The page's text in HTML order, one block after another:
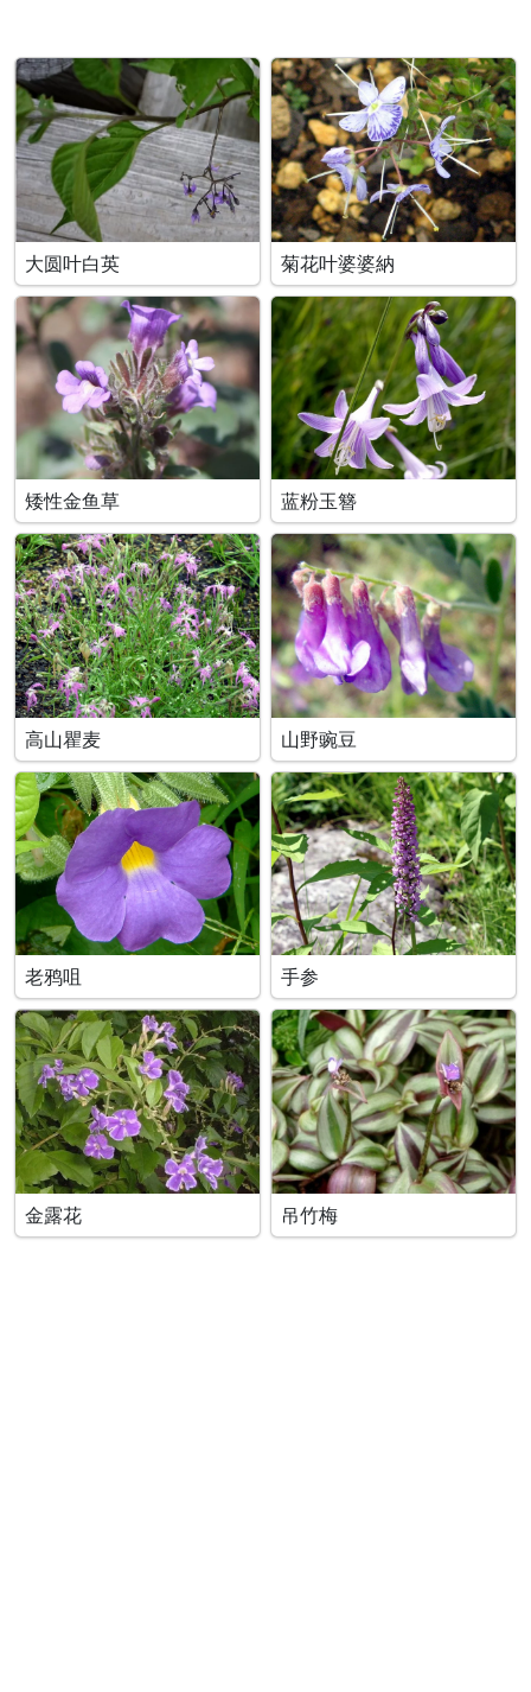
大圆叶白英 菊花叶婆婆納
矮性金鱼草 蓝粉玉簪
高山瞿麦 山野豌豆
老鸦咀 手参
金露花 吊竹梅